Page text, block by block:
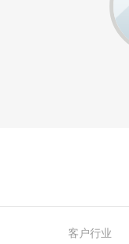
客户行业